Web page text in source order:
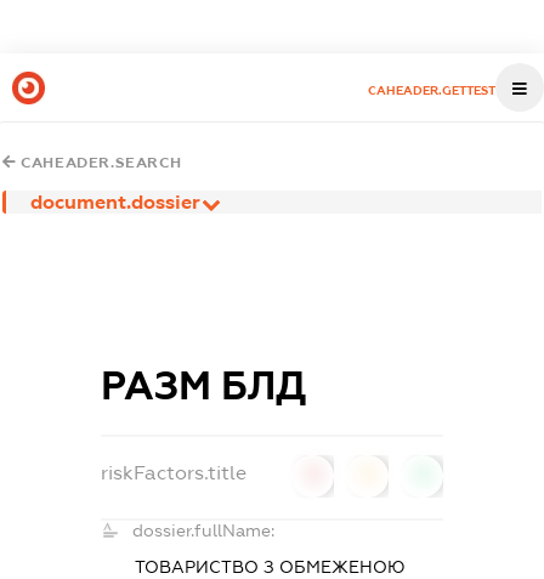
CAHEADER.GETTEST
CAHEADER.SEARCH
document.dossier
РАЗМ БЛД
riskFactors.title
dossier.fullName:
ТОВАРИСТВО З ОБМЕЖЕНОЮ